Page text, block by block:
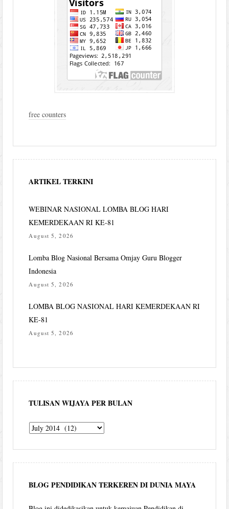
free counters
ARTIKEL TERKINI
WEBINAR NASIONAL LOMBA BLOG HARI
KEMERDEKAAN RI KE-81
August 5, 2026
Lomba Blog Nasional Bersama Omjay Guru Blogger
Indonesia
August 5, 2026
LOMBA BLOG NASIONAL HARI KEMERDEKAAN RI
KE-81
August 5, 2026
TULISAN WIJAYA PER BULAN
Tulisan
per
bulan
BLOG PENDIDIKAN TERKEREN DI DUNIA MAYA